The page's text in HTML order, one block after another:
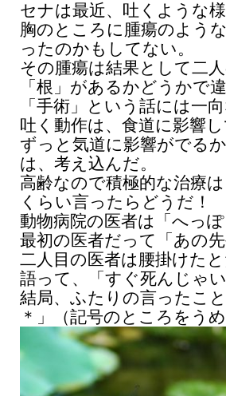
セナは最近、吐くような
胸のところに腫瘍のよう
ったのかもしてない。
その腫瘍は結果として二
「根」があるかどうかで
「手術」という話には一
吐く動作は、食道に影響
ずっと気道に影響がでる
は、考え込んだ。
高齢なので積極的な治療
くらい言ったらどうだ！
動物病院の医者は「へっぽ
最初の医者だって「あの
二人目の医者は腰掛けた
語って、「すぐ死んじゃ
結局、ふたりの言ったこ
＊」（記号のところをう